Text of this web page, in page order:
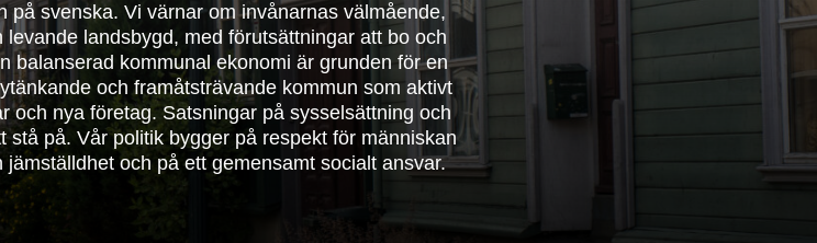
på svenska. Vi värnar om invånarnas välmående,
landsbygd, med förutsättningar att bo och
balanserad kommunal ekonomi är grunden för en
och framåtsträvande kommun som aktivt
och nya företag. Satsningar på sysselsättning och
stå på. Vår politik bygger på respekt för människan
och på ett gemensamt socialt ansvar.